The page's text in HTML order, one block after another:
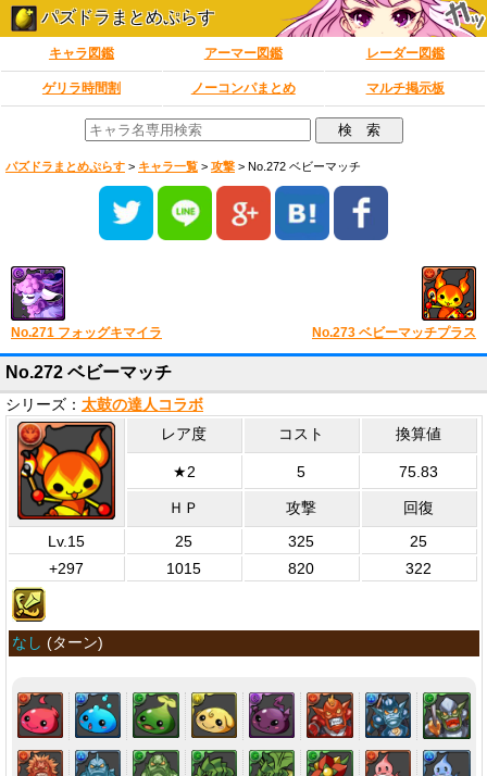
パズドラまとめぷらす
キャラ図鑑 アーマー図鑑 レーダー図鑑
ゲリラ時間割 ノーコンパまとめ マルチ掲示板
パズドラまとめぷらす > キャラ一覧 > 攻撃 > No.272 ベビーマッチ
No.271 フォッグキマイラ No.273 ベビーマッチプラス
No.272 ベビーマッチ
シリーズ： 太鼓の達人コラボ
レア度 コスト 換算値
★2 5 75.83
ＨＰ 攻撃
回復
Lv.15
25 325
25
+297
1015 820 322
なし (ターン)